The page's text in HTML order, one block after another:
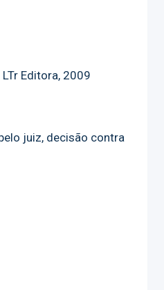
LTr Editora, 2009
juiz, decisão contra